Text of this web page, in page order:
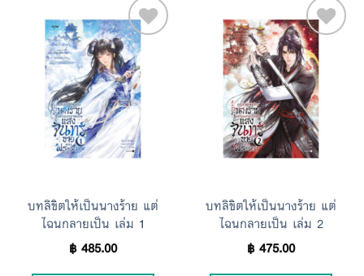
Add to
Wishlist
บทลิขิตให้เป็นนางร้าย แต่
ไฉนกลายเป็น เล่ม 1
฿485.00
Add to
Wishlist
บทลิขิตให้เป็นนางร้าย แต่
ไฉนกลายเป็น เล่ม 2
฿475.00